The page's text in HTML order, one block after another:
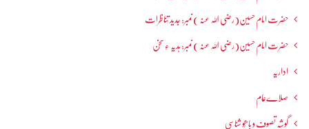
حضرت امام حسین(رضی اللہ عنہ ) نمبر: جدید تناظرات
حضرت امام حسین(رضی اللہ عنہ ) نمبر: ہدیہ ءِ سُخن
اداریہ
صلاےعام
گوشہ تصوف و باھُو شناسی